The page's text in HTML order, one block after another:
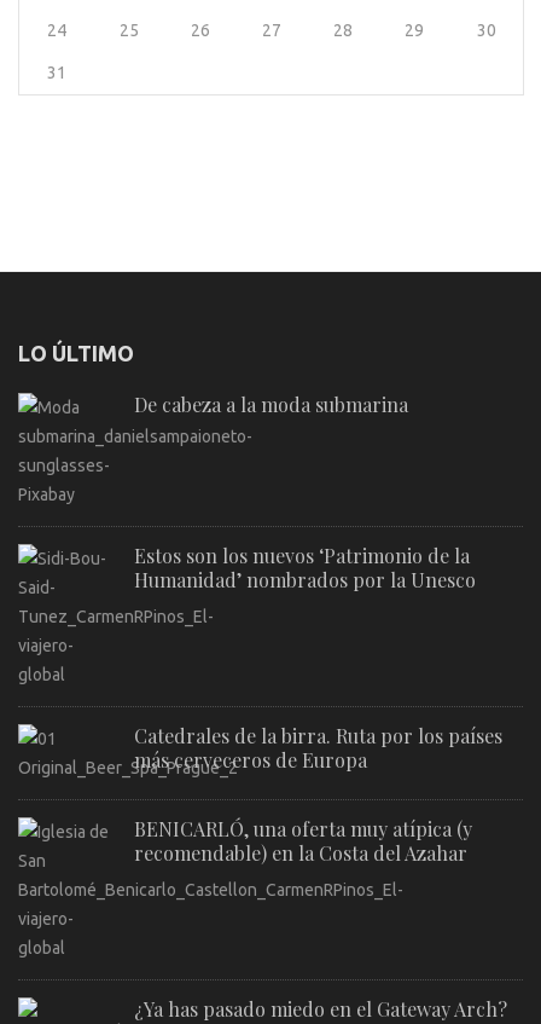
24 25 26 27 28 29 30
31
LO ÚLTIMO
De cabeza a la moda submarina
Estos son los nuevos ‘Patrimonio de la
Humanidad’ nombrados por la Unesco
Catedrales de la birra. Ruta por los países
más cerveceros de Europa
BENICARLÓ, una oferta muy atípica (y
recomendable) en la Costa del Azahar
¿Ya has pasado miedo en el Gateway Arch?